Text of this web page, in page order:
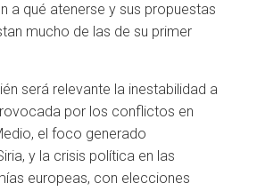
a qué atenerse y sus propuestas
mucho de las de su primer
será relevante la inestabilidad a
por los conflictos en
el foco generado
y la crisis política en las
europeas, con elecciones